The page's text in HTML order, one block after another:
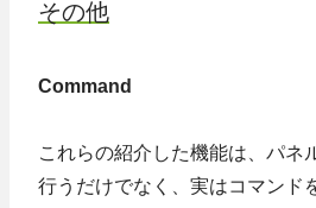
その他
Command
これらの紹介した機能は、パネ
行うだけでなく、実はコマンド